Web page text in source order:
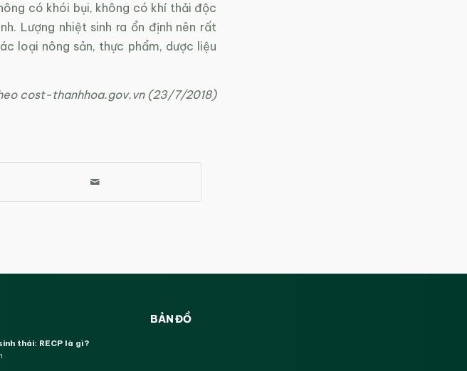
có khói bụi, không có khí thải độc
Lượng nhiệt sinh ra ổn định nên rất
loại nông sản, thực phẩm, dược liệu
cost-thanhhoa.gov.vn (23/7/2018)
thái: RECP là gì?
BẢN ĐỒ